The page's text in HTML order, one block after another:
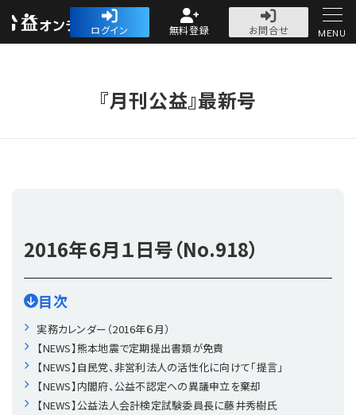
公益・一般法人オ
ログイン 無料登録
お問合せ
理事会
評議員会・社員総会
理事・監事
会計・税務
定期提出書類
会計処理
労務
労務
労務管理
法務
法務
経営
MENU
『月刊公益』最新号
2016年６月１日号（No.918）
目次
実務カレンダー（2016年６月）
【NEWS】熊本地震で定期提出書類が免責
【NEWS】自民党、非営利法人の活性化に向けて「提言」
【NEWS】内閣府、公益不認定への異議申立を棄却
【NEWS】公益法人会計検定試験委員長に藤井秀樹氏